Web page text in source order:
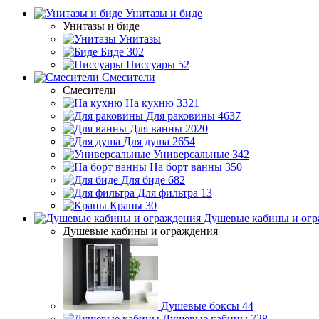
Унитазы и биде
Унитазы и биде
Унитазы
Биде 302
Писсуары 52
Смесители
Смесители
На кухню 3321
Для раковины 4637
Для ванны 2020
Для душа 2654
Универсальные 342
На борт ванны 350
Для биде 682
Для фильтра 13
Краны 30
Душевые кабины и
Душевые кабины и ограждения
Душевые боксы 44